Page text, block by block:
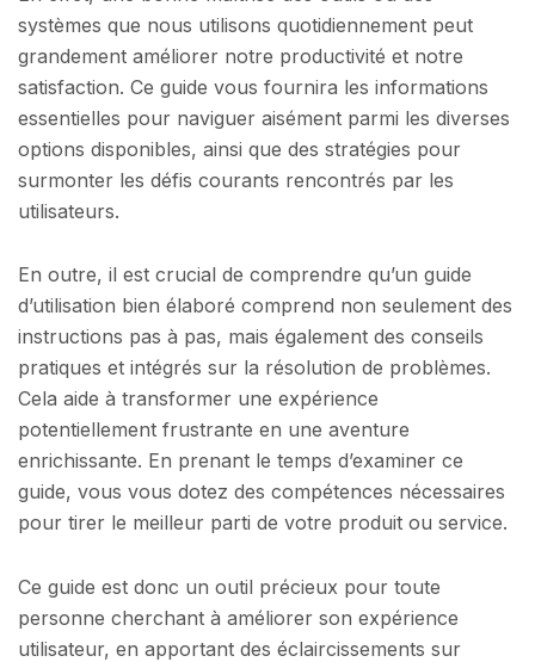
systèmes que nous utilisons quotidiennement peut
grandement améliorer notre productivité et notre
satisfaction. Ce guide vous fournira les informations
essentielles pour naviguer aisément parmi les diverses
options disponibles, ainsi que des stratégies pour
surmonter les défis courants rencontrés par les
utilisateurs.
En outre, il est crucial de comprendre qu’un guide
d’utilisation bien élaboré comprend non seulement des
instructions pas à pas, mais également des conseils
pratiques et intégrés sur la résolution de problèmes.
Cela aide à transformer une expérience
potentiellement frustrante en une aventure
enrichissante. En prenant le temps d’examiner ce
guide, vous vous dotez des compétences nécessaires
pour tirer le meilleur parti de votre produit ou service.
Ce guide est donc un outil précieux pour toute
personne cherchant à améliorer son expérience
utilisateur, en apportant des éclaircissements sur